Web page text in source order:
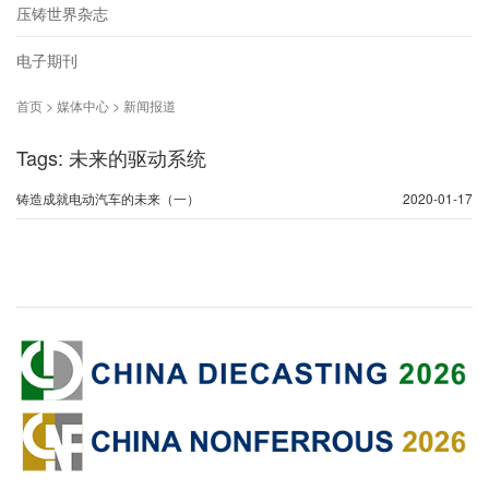
压铸世界杂志
电子期刊
首页 > 媒体中心 > 新闻报道
Tags: 未来的驱动系统
2020-01-17
铸造成就电动汽车的未来（一）